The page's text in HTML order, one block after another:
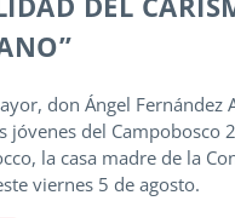
don Ángel Fernández
jóvenes del Campobosco
la casa madre de la
viernes 5 de agosto.